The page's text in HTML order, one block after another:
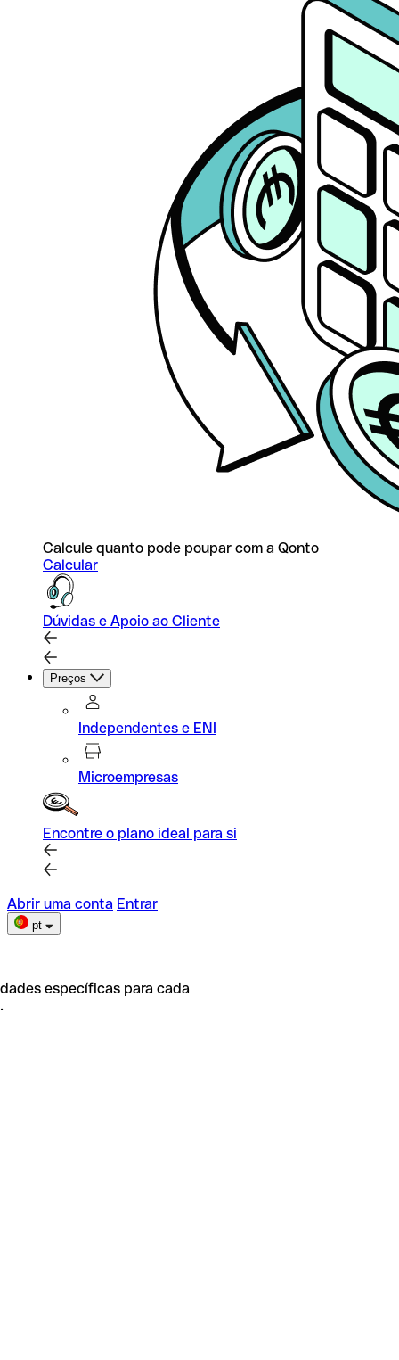
Calcule quanto pode poupar com a Qonto
Calcular
Dúvidas e Apoio ao Cliente
Preços
Independentes e ENI
Microempresas
Encontre o plano ideal para si
Abrir uma conta Entrar
pt
específicas para cada